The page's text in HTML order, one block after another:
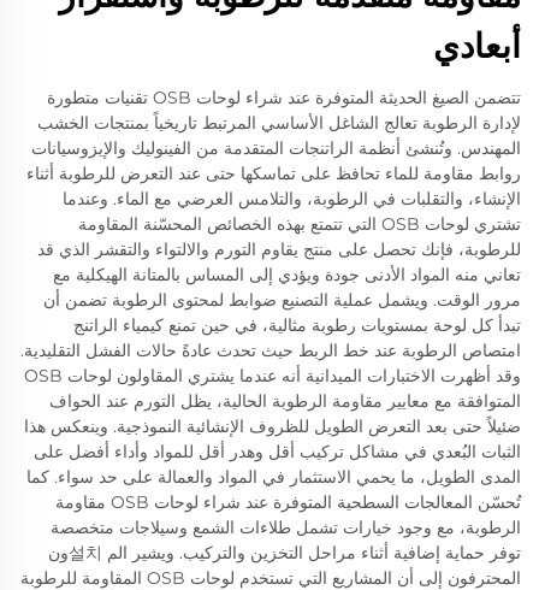
أبعادي
تتضمن الصيغ الحديثة المتوفرة عند شراء لوحات OSB تقنيات متطورة
لإدارة الرطوبة تعالج الشاغل الأساسي المرتبط تاريخياً بمنتجات الخشب
المهندس. وتُنشئ أنظمة الراتنجات المتقدمة من الفينوليك والإيزوسيانات
روابط مقاومة للماء تحافظ على تماسكها حتى عند التعرض للرطوبة أثناء
الإنشاء، والتقلبات في الرطوبة، والتلامس العرضي مع الماء. وعندما
تشتري لوحات OSB التي تتمتع بهذه الخصائص المحسّنة المقاومة
للرطوبة، فإنك تحصل على منتج يقاوم التورم والالتواء والتقشر الذي قد
تعاني منه المواد الأدنى جودة ويؤدي إلى المساس بالمتانة الهيكلية مع
مرور الوقت. ويشمل عملية التصنيع ضوابط لمحتوى الرطوبة تضمن أن
تبدأ كل لوحة بمستويات رطوبة مثالية، في حين تمنع كيمياء الراتنج
امتصاص الرطوبة عند خط الربط حيث تحدث عادةً حالات الفشل التقليدية.
وقد أظهرت الاختبارات الميدانية أنه عندما يشتري المقاولون لوحات OSB
المتوافقة مع معايير مقاومة الرطوبة الحالية، يظل التورم عند الحواف
ضئيلاً حتى بعد التعرض الطويل للظروف الإنشائية النموذجية. وينعكس هذا
الثبات البُعدي في مشاكل تركيب أقل وهدر أقل للمواد وأداء أفضل على
المدى الطويل، ما يحمي الاستثمار في المواد والعمالة على حد سواء. كما
تُحسّن المعالجات السطحية المتوفرة عند شراء لوحات OSB مقاومة
الرطوبة، مع وجود خيارات تشمل طلاءات الشمع وسيلاجات متخصصة
توفر حماية إضافية أثناء مراحل التخزين والتركيب. ويشير الم 설치ون
المحترفون إلى أن المشاريع التي تستخدم لوحات OSB المقاومة للرطوبة